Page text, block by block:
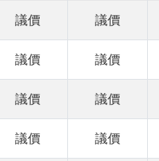
議價 議價
議價 議價
議價 議價
議價 議價